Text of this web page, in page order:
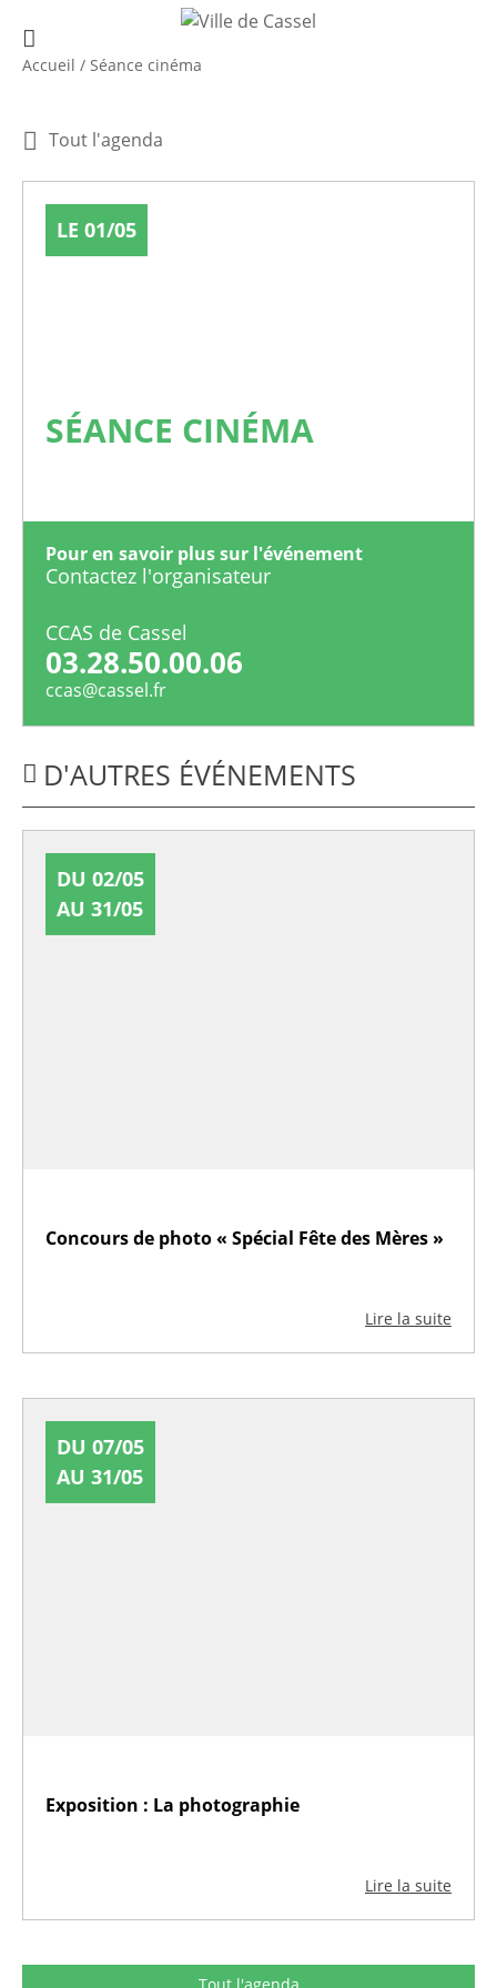
Accueil / Séance cinéma
Tout l'agenda
LE 01/05
SÉANCE CINÉMA
Pour en savoir plus sur l'événement
Contactez l'organisateur
CCAS de Cassel
03.28.50.00.06
ccas@cassel.fr
D'AUTRES ÉVÉNEMENTS
DU 02/05
AU 31/05
Concours de photo « Spécial Fête des Mères »
Lire la suite
DU 07/05
AU 31/05
Exposition : La photographie
Lire la suite